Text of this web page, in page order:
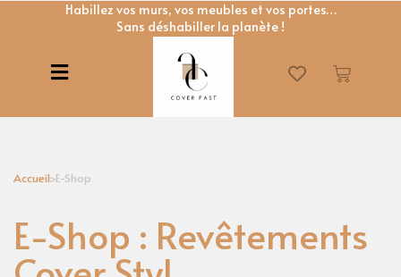
Habillez vos murs, vos meubles et vos portes…
Sans déshabiller la planète !
Accueil>E-Shop
E-Shop : Revêtements